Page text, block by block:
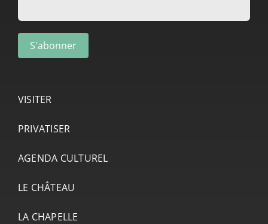
VISITER
PRIVATISER
AGENDA CULTUREL
LE CHÂTEAU
LA CHAPELLE